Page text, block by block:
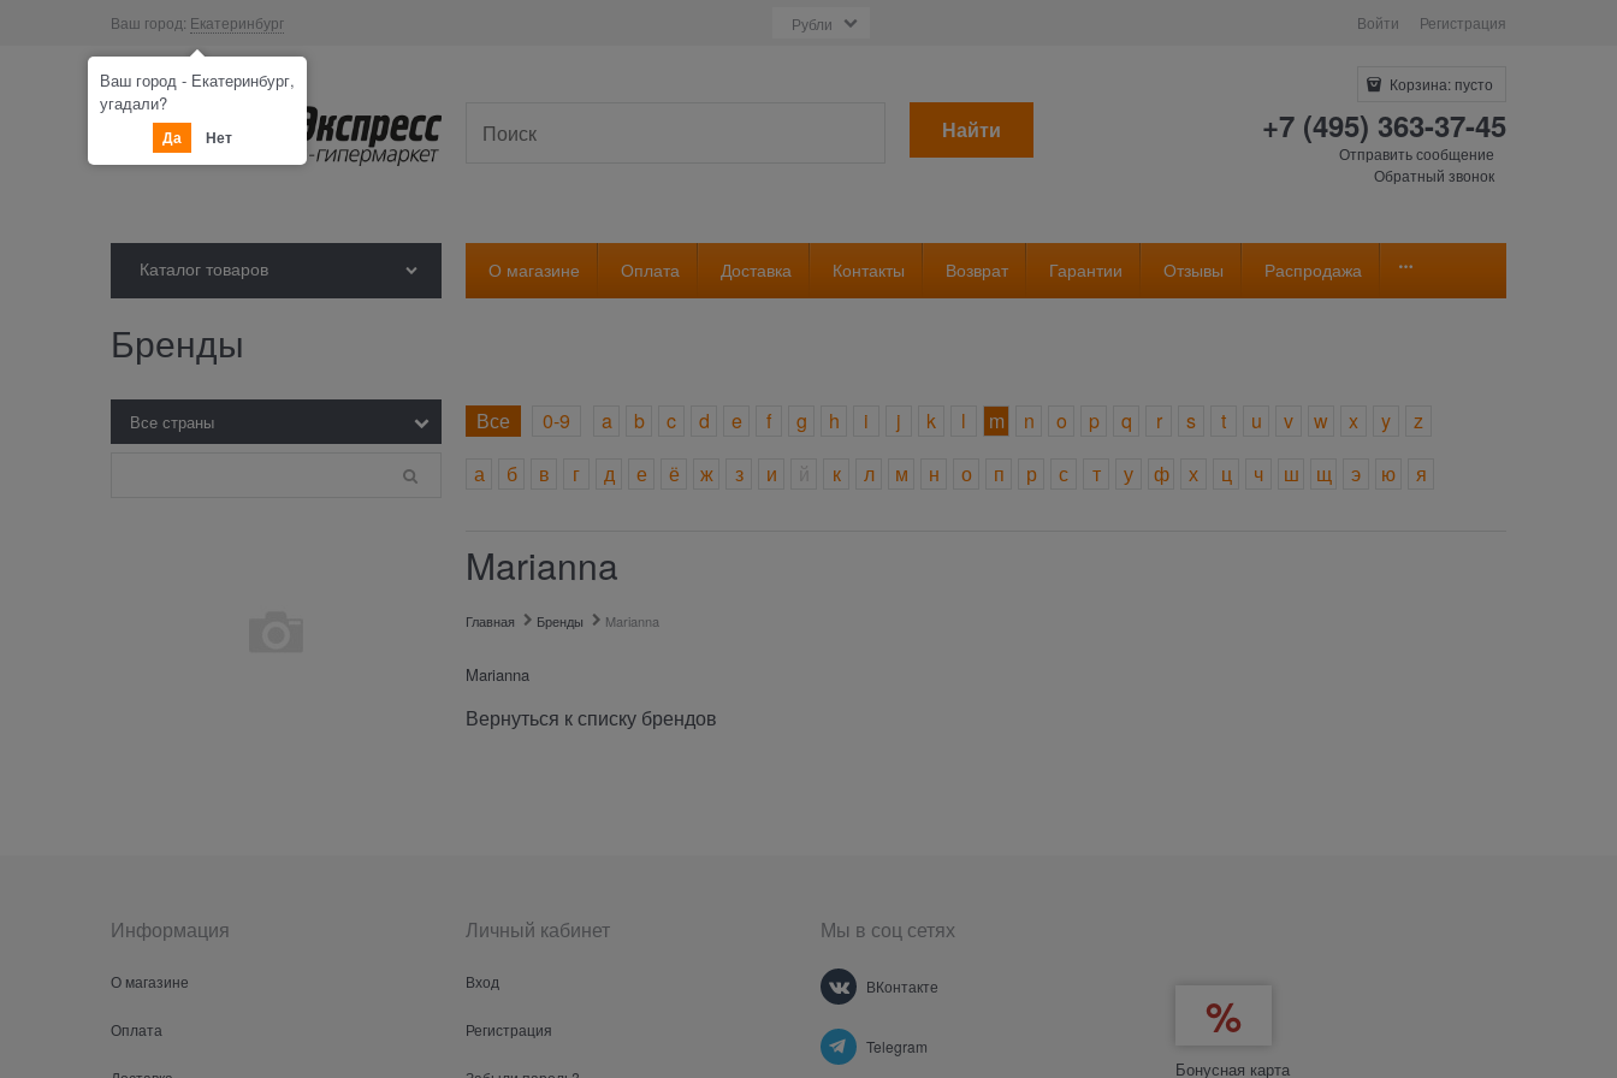
Ваш город: Екатеринбург Войти Регистрация
Найти
Корзина: пусто
+7 (495) 363-37-45
Отправить сообщение
Обратный звонок
Каталог товаров О магазине Оплата Доставка Контакты Возврат Гарантии Отзывы Распродажа
Бренды
Все 0-9 a b c d e f g h i j k l m n o p q r s t u v w x y
z
а
б в г д е ё ж з и к л м н о п р с т у ф х ц ч ш щ э ю я
Marianna
Главная Бренды Marianna
Marianna
Вернуться к списку брендов
Информация
О магазине
Оплата
Личный кабинет
Вход
Регистрация
Мы в соц сетях
ВКонтакте
Telegram
Бонусная карта
Ваш город - Екатеринбург,
угадали?
Да Нет